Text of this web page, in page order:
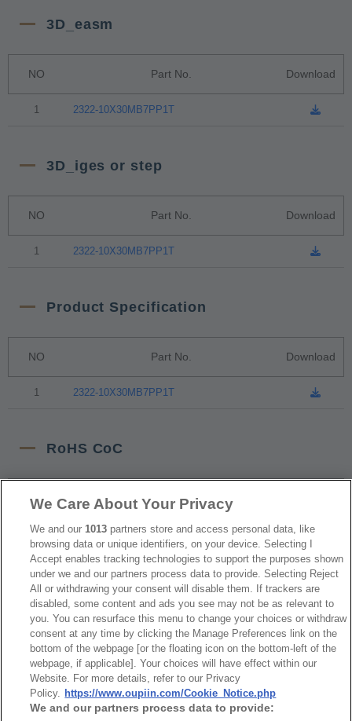
3D_easm
NO Part No. Download
1 2322-10X30MB7PP1T
3D_iges or step
NO Part No. Download
1 2322-10X30MB7PP1T
Product Specification
NO Part No. Download
1 2322-10X30MB7PP1T
RoHS CoC
NO Part No.
1 2322_RoHS CoC
最新消息
展覽訊息
連接器信息
環保資料
加入郵件列表
常見問題
隱私權政策
Cookie政策
We Care About Your Privacy
We and our1013 partners store and access personal data, like
browsing data or unique identifiers, on your device. Selecting I
Accept enables tracking technologies to support the purposes shown
under we and our partners process data to provide. Selecting Reject
All or withdrawing your consent will disable them. If trackers are
disabled, some content and ads you see may not be as relevant to
you. You can resurface this menu to change your choices or withdraw
consent at any time by clicking the Manage Preferences link on the
bottom of the webpage [or the floating icon on the bottom-left of the
webpage, if applicable]. Your choices will have effect within our
Website. For more details, refer to our Privacy
Policy. https://www.oupiin.com/Cookie_Notice.php
We and our partners process data to provide: